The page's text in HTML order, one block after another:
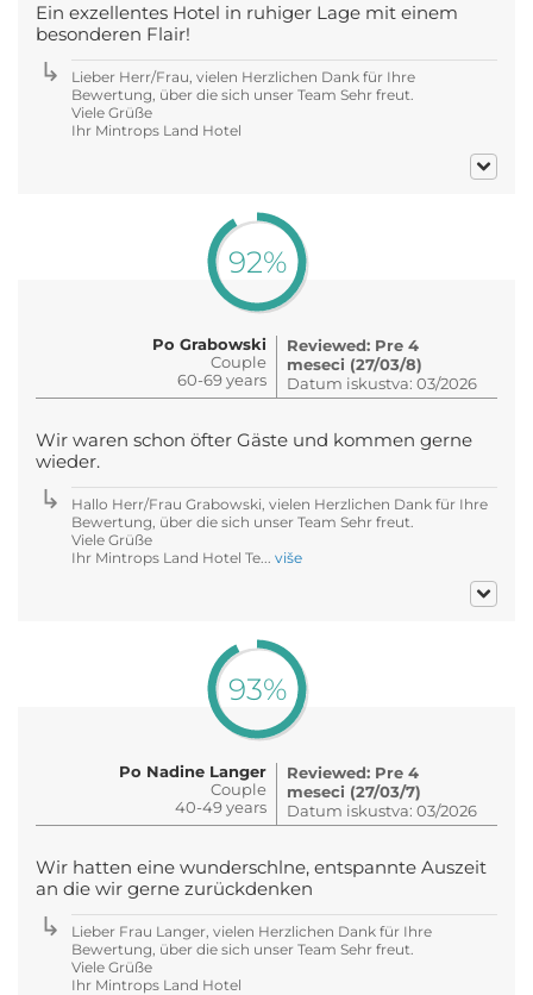
Ein exzellentes Hotel in ruhiger Lage mit einem
besonderen Flair!
Lieber Herr/Frau, vielen Herzlichen Dank für Ihre
Bewertung, über die sich unser Team Sehr freut.
Viele Grüße
Ihr Mintrops Land Hotel
92%
Po Grabowski
Couple
60-69 years
Reviewed: Pre 4
meseci (27/03/8)
Datum iskustva: 03/2026
Wir waren schon öfter Gäste und kommen gerne
wieder.
Hallo Herr/Frau Grabowski, vielen Herzlichen Dank für Ihre
Bewertung, über die sich unser Team Sehr freut.
Viele Grüße
Ihr Mintrops Land Hotel Te... više
93%
Po Nadine Langer
Couple
40-49 years
Reviewed: Pre 4
meseci (27/03/7)
Datum iskustva: 03/2026
Wir hatten eine wunderschlne, entspannte Auszeit
an die wir gerne zurückdenken
Lieber Frau Langer, vielen Herzlichen Dank für Ihre
Bewertung, über die sich unser Team Sehr freut.
Viele Grüße
Ihr Mintrops Land Hotel